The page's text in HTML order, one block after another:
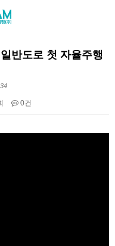
반도로 첫 자율주행
0건